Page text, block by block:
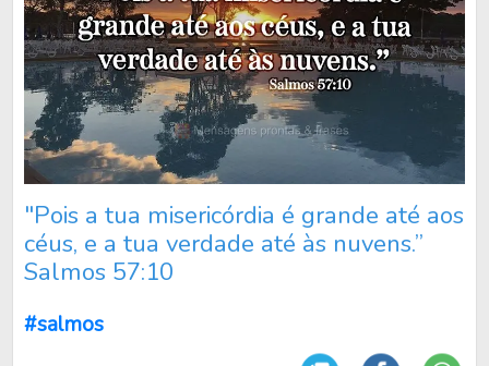
"Pois a tua misericórdia é grande até aos
céus, e a tua verdade até às nuvens.”
Salmos 57:10
#salmos